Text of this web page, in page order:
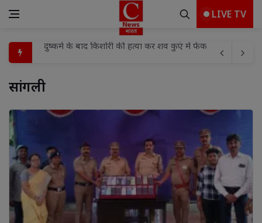
LIVE TV
साधु वेश विवाद पर लखनऊ में विरोध, सद्बुद्धि हवन के बाद पुतला
नगर आयुक्त ने वार्ड 59 का किया औचक निरीक्षण, सफाई-
संत व भगवंत के दर्शनों से जीवन में प्रेम दया व करुणा का भाव जागृत
बलौदाबाजार छत्तीसगढ़ में नई तकनीक व कौशल विकास का नया
सामुदायिक स्वास्थ्य केन्द्र को मिला एक चिकित्सक, स्थानीय
रांची जिला के नगड़ी प्रखंड कार्यालय के सभागार भवन मे आने
उपायुक्त मो० जावेद हुसैन ने आमजनों से निर्धारित तिथि एवं स्थल
भाजपा के निवर्तमान प्रदेश महामंत्री/एमएलसी अनूप गुप्ता का
सांगली